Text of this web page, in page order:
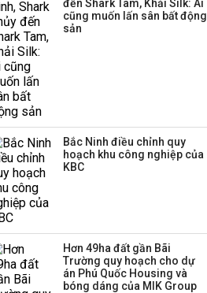
đến Shark Tam, Khải Silk: Ai
cũng muốn lấn sân bất động
sản
Bắc Ninh điều chỉnh quy
hoạch khu công nghiệp của
KBC
Hơn 49ha đất gần Bãi
Trường quy hoạch cho dự
án Phú Quốc Housing và
bóng dáng của MIK Group